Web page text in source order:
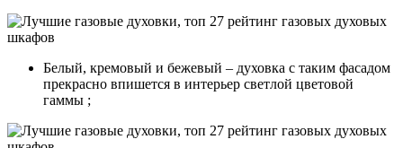
Белый, кремовый и бежевый – духовка с таким фасадом
прекрасно впишется в интерьер светлой цветовой
гаммы ;